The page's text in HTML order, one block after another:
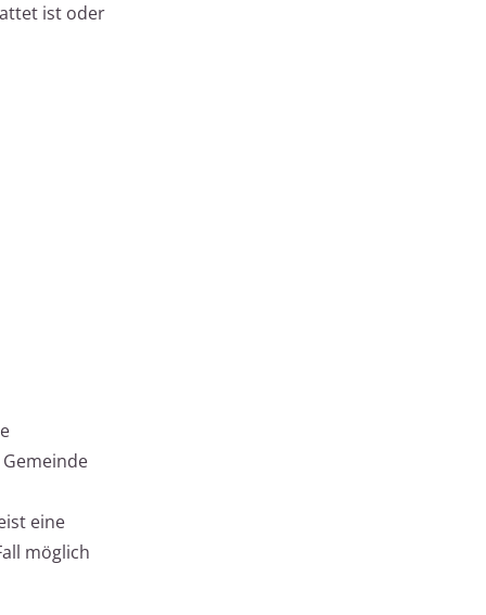
ist oder
eine
möglich